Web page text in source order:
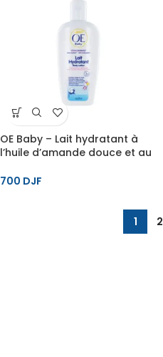
OE Baby – Lait hydratant à
l’huile d’amande douce et au
ml
700 DJF
1 2